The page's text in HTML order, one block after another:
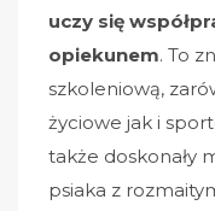
uczy się
opiekunem. To
szkoleniową,
życiowe jak i
także doskonały
psiaka z